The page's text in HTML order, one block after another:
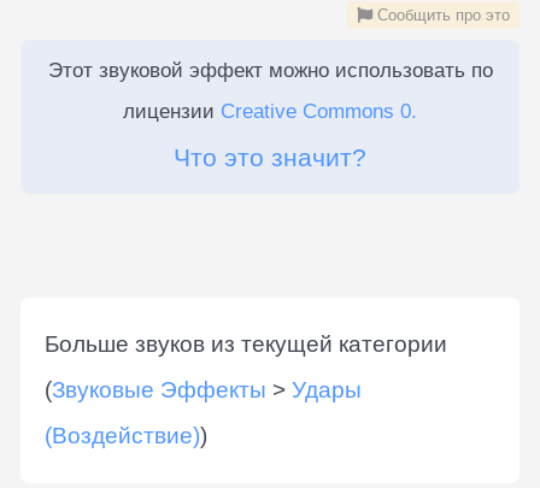
Сообщить про это
Этот звуковой эффект можно использовать по
лицензии Creative Commons 0.
Что это значит?
Больше звуков из текущей категории
(Звуковые Эффекты > Удары
(Воздействие))